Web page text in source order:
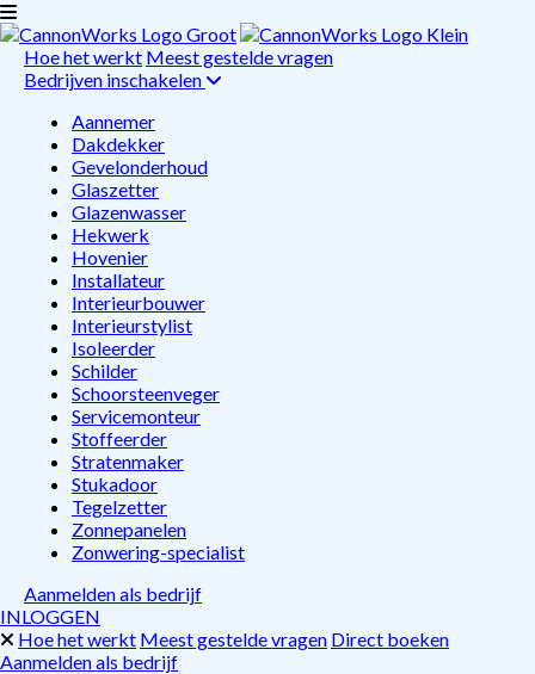
Hoe het werkt Meest gestelde vragen
Bedrijven inschakelen
Aannemer
Dakdekker
Gevelonderhoud
Glaszetter
Glazenwasser
Hekwerk
Hovenier
Installateur
Interieurbouwer
Interieurstylist
Isoleerder
Schilder
Schoorsteenveger
Servicemonteur
Stoffeerder
Stratenmaker
Stukadoor
Tegelzetter
Zonnepanelen
Zonwering-specialist
Aanmelden als bedrijf
INLOGGEN
Hoe het werkt Meest gestelde vragen Direct boeken
Aanmelden als bedrijf